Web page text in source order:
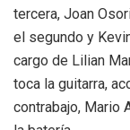
tercera, Joan
el segundo y
cargo de Lilian
toca la guitarra,
contrabajo, Mario